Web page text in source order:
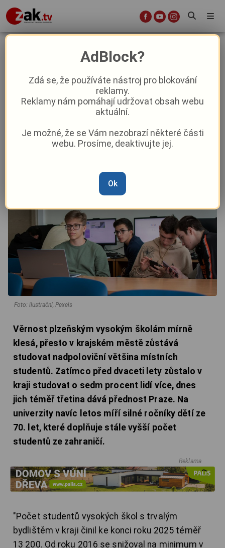
Nástup silných ročníků a útěk do
Prahy: Polovina studentů z regionu
dává přednost plzeňským fakultám
Aktuality Z kraje
Anna Raková –14. 5. 07:41
Foto: ilustrační, Pexels
Věrnost plzeňským vysokým školám mírně
klesá, přesto v krajském městě zůstává
studovat nadpoloviční většina místních
studentů. Zatímco před dvaceti lety zůstalo v
kraji studovat o sedm procent lidí více, dnes
jich téměř třetina dává přednost Praze. Na
univerzity navíc letos míří silné ročníky dětí ze
70. let, které doplňuje stále vyšší počet
studentů ze zahraničí.
Reklama
"Počet studentů vysokých škol s trvalým
bydlištěm v kraji činil ke konci roku 2025 téměř
13 200. Od roku 2016 se snižoval na minimum v
AdBlock?
Zdá se, že používáte nástroj pro blokování
reklamy.
Reklamy nám pomáhají udržovat obsah webu
aktuální.
Je možné, že se Vám nezobrazí některé části
webu. Prosíme, deaktivujte jej.
Ok